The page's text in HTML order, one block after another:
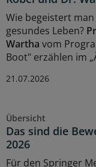
Wie begeistert
gesundes Leben?
Wartha vom
Boot" erzählen im
21.07.2026
Übersicht
Das sind die
2026
Für den Springer